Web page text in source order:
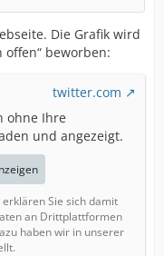
Die Grafik wird
beworben:
twitter.com
ohne Ihre
und angezeigt.
Sie sich damit
an Drittplattformen
haben wir in unserer